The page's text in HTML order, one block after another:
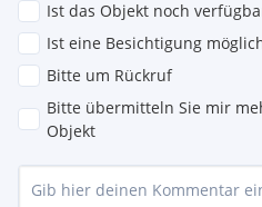
Ist das Objekt noch
Ist eine Besichtigung
Bitte um Rückruf
Bitte übermitteln Sie mir
Objekt